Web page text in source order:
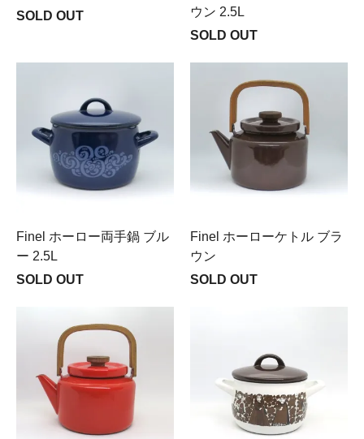
SOLD OUT
ウン 2.5L
SOLD OUT
Finel ホーロー両手鍋 ブル
ー 2.5L
SOLD OUT
Finel ホーローケトル ブラ
ウン
SOLD OUT